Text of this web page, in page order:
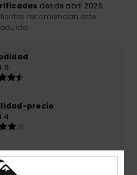
desde abril 2026
recomiendan este
precio
Material